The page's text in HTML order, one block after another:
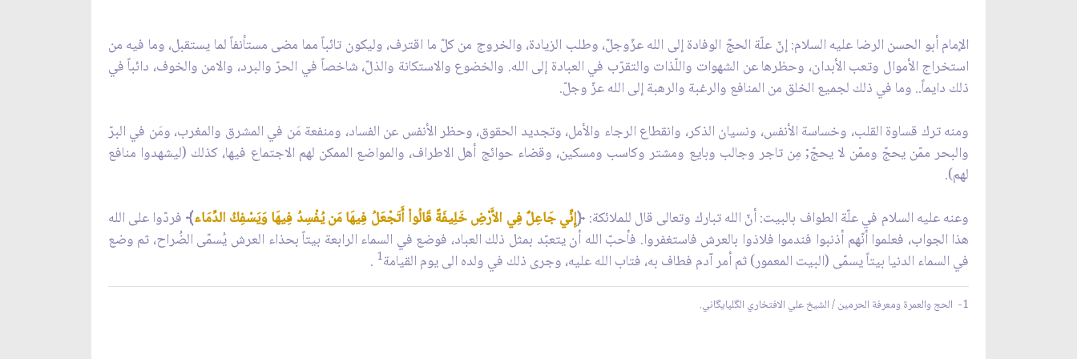
الإمام أبو الحسن الرضا عليه السلام: إنّ علّة الحجّ الوفادة إلى الله عزّوجلّ، وطلب الزيادة، والخروج من كلّ ما اقترف، وليكون تائباً مما مضى مستأنفاً لما يستقبل، وما فيه من
استخراج الأموال وتعب الأبدان، وحظرها عن الشهوات واللّذات والتقرّب في العبادة إلى الله. والخضوع والاستكانة والذلّ، شاخصاً في الحرّ والبرد، والامن والخوف، دائباً في
ذلك دايماً.. وما في ذلك لجميع الخلق من المنافع والرغبة والرهبة إلى الله عزّ وجلّ.
ومنه ترك قساوة القلب، وخساسة الأنفس، ونسيان الذكر، وانقطاع الرجاء والأمل، وتجديد الحقوق، وحظر الأنفس عن الفساد، ومنفعة مَن في المشرق والمغرب، ومَن في البرّ
والبحر ممّن يحجّ وممّن لا يحجّ; مِن تاجر وجالب وبايع ومشتر وكاسب ومسكين، وقضاء حوائج أهل الاطراف، والمواضع الممكن لهم الاجتماع فيها، كذلك (ليشهدوا منافع
لهم).
وعنه عليه السلام في علّة الطواف بالبيت: أنّ الله تبارك وتعالى قال للملائكة: ﴿إِنِّي جَاعِلٌ فِي الأَرْضِ خَلِيفَةً قَالُواْ أَتَجْعَلُ فِيهَا مَن يُفْسِدُ فِيهَا وَيَسْفِكُ الدِّمَاء﴾ فردّوا على الله
هذا الجواب، فعلموا أنّهم أذنبوا فندموا فلاذوا بالعرش فاستغفروا. فأحبّ الله أن يتعبّد بمثل ذلك العباد، فوضع في السماء الرابعة بيتاً بحذاء العرش يُسمّى الضُراح، ثم وضع
في السماء الدنيا بيتاً يسمّى (البيت المعمور) ثم أمر آدم فطاف به، فتاب الله عليه، وجرى ذلك في ولده الى يوم القيامة1
.
1- الحج والعمرة ومعرفة الحرمين / الشيخ علي الافتخاري الگلپايگاني.